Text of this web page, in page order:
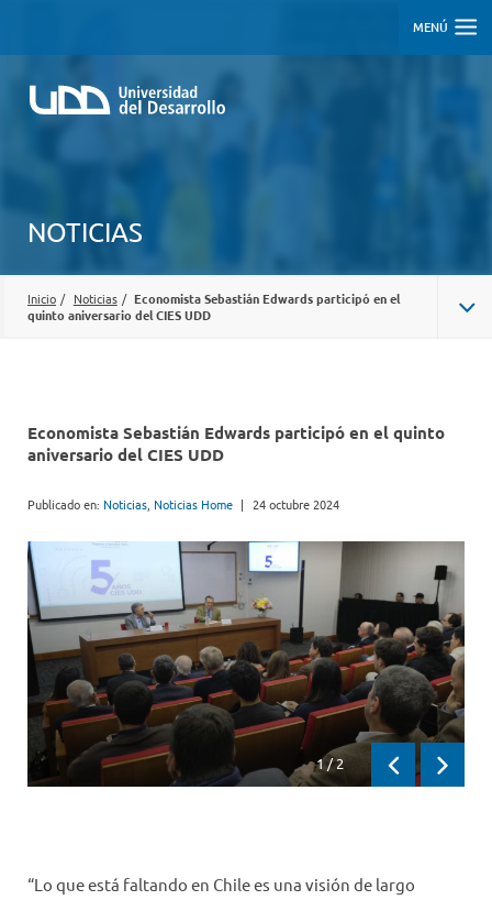
MENÚ
NOTICIAS
Inicio / Noticias / Economista Sebastián Edwards participó en el
quinto aniversario del CIES UDD
Economista Sebastián Edwards participó en el quinto
aniversario del CIES UDD
Publicado en: Noticias Noticias Home | 24 octubre 2024
1/2
PreviousNext
“Lo que está faltando en Chile es una visión de largo